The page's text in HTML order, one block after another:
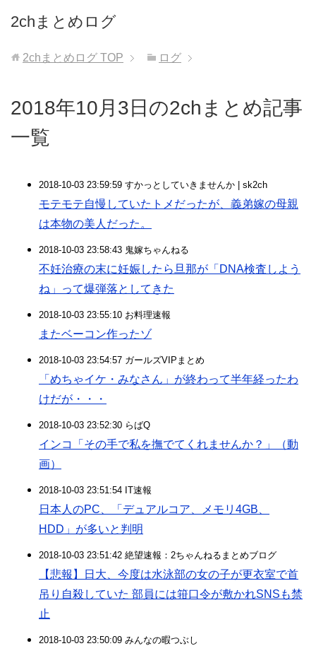
2chまとめログ
2chまとめログ TOP ログ
2018年10月3日の2chまとめ記事
一覧
2018-10-03 23:59:59 すかっとしていきませんか | sk2ch
モテモテ自慢していたトメだったが、義弟嫁の母親
は本物の美人だった。
2018-10-03 23:58:43 鬼嫁ちゃんねる
不妊治療の末に妊娠したら旦那が「DNA検査しよう
ね」って爆弾落としてきた
2018-10-03 23:55:10 お料理速報
またベーコン作ったゾ
2018-10-03 23:54:57 ガールズVIPまとめ
「めちゃイケ・みなさん」が終わって半年経ったわ
けだが・・・
2018-10-03 23:52:30 らばQ
インコ「その手で私を撫でてくれませんか？」（動
画）
2018-10-03 23:51:54 IT速報
日本人のPC、「デュアルコア、メモリ4GB、
HDD」が多いと判明
2018-10-03 23:51:42 絶望速報：2ちゃんねるまとめブログ
【悲報】日大、今度は水泳部の女の子が更衣室で首
吊り自殺していた 部員には箝口令が敷かれSNSも禁
止
2018-10-03 23:50:09 みんなの暇つぶし